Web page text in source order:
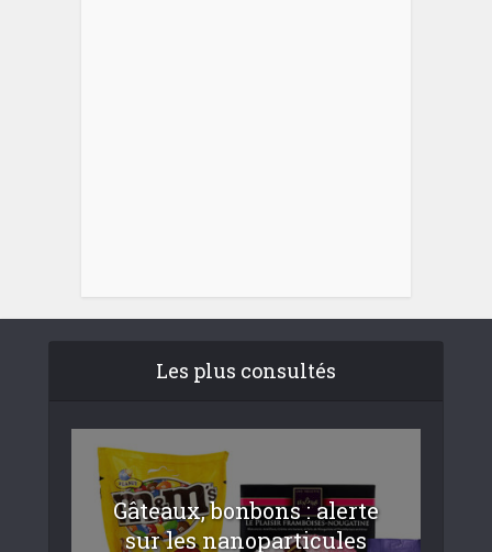
Les plus consultés
Gâteaux, bonbons : alerte
sur les nanoparticules